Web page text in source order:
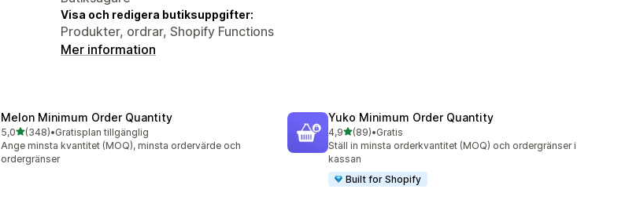
Visa och redigera butiksuppgifter:
Produkter, ordrar, Shopify Functions
Mer information
Melon Minimum Order Quantity
5,0av 5 stjärnor
(348)
348 recensioner totalt
•Gratisplan tillgänglig
Ange minsta kvantitet (MOQ), minsta ordervärde och
ordergränser
Yuko Minimum Order Quantity
4,9av 5 stjärnor
(89)
89 recensioner totalt
•Gratis
Ställ in minsta orderkvantitet (MOQ) och ordergränser i
kassan
Built for Shopify